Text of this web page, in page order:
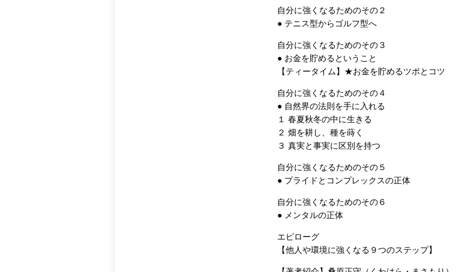
自分に強くなるためのその２
● テニス型からゴルフ型へ
自分に強くなるためのその３
● お金を貯めるということ
【ティータイム】★お金を貯めるツポとコツ
自分に強くなるためのその４
● 自然界の法則を手に入れる
１ 春夏秋冬の中に生きる
２ 畑を耕し、種を蒔く
３ 真実と事実に区別を持つ
自分に強くなるためのその５
● プライドとコンプレックスの正体
自分に強くなるためのその６
● メンタルの正体
エピローグ
【他人や環境に強くなる９つのステップ】